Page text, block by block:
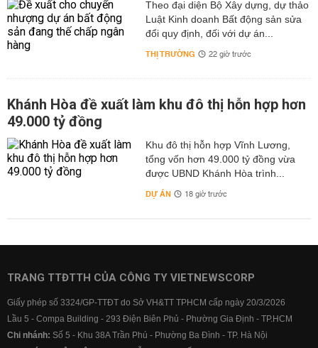
Theo đại diện Bộ Xây dựng, dự thảo
Luật Kinh doanh Bất động sản sửa
đổi quy định, đối với dự án...
THỊ TRƯỜNG 22 giờ trước
Khánh Hòa đề xuất làm khu đô thị hỗn hợp hơn
49.000 tỷ đồng
Khu đô thị hỗn hợp Vĩnh Lương,
tổng vốn hơn 49.000 tỷ đồng vừa
được UBND Khánh Hòa trình...
DỰ ÁN 18 giờ trước
TRANG TTĐTTH CỦA CÔNG TY VIETNEWSCORP
Giấy phép số 3324/GP-TTĐT do Sở VH&TT TPHCM cấp ngày 20/3/2026
Lầu 5 - Compa Building - 293 Điện Biên Phủ - Phường Gia Định - TP.HCM
Chi nhánh: Số 5 - Khu 38A Trần Phú - Phường Ba Đình - TP. Hà Nội